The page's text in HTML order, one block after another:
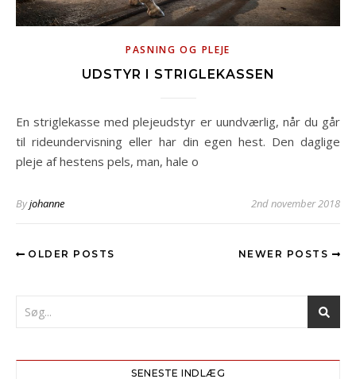
PASNING OG PLEJE
UDSTYR I STRIGLEKASSEN
En striglekasse med plejeudstyr er uundværlig, når du går
til rideundervisning eller har din egen hest. Den daglige
pleje af hestens pels, man, hale o
Byjohanne 2nd november 2018
OLDER POSTS NEWER POSTS
SENESTE INDLÆG